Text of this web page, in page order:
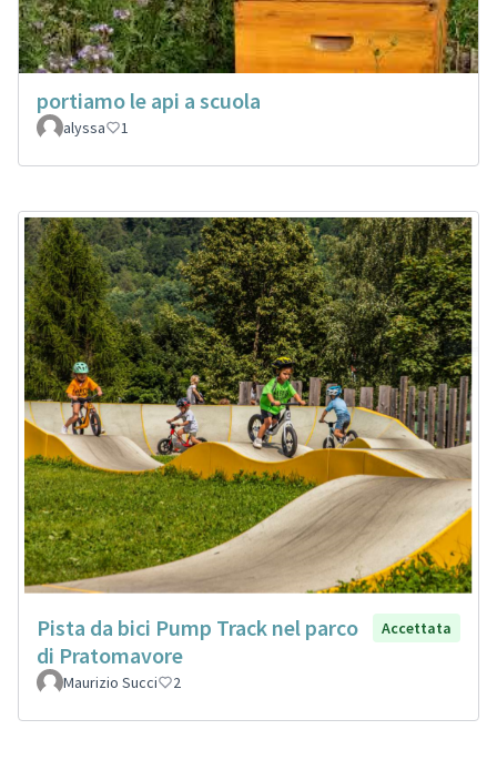
portiamo le api a scuola
alyssa 1
Pista da bici Pump Track nel parco
di Pratomavore
Accettata
Maurizio Succi 2